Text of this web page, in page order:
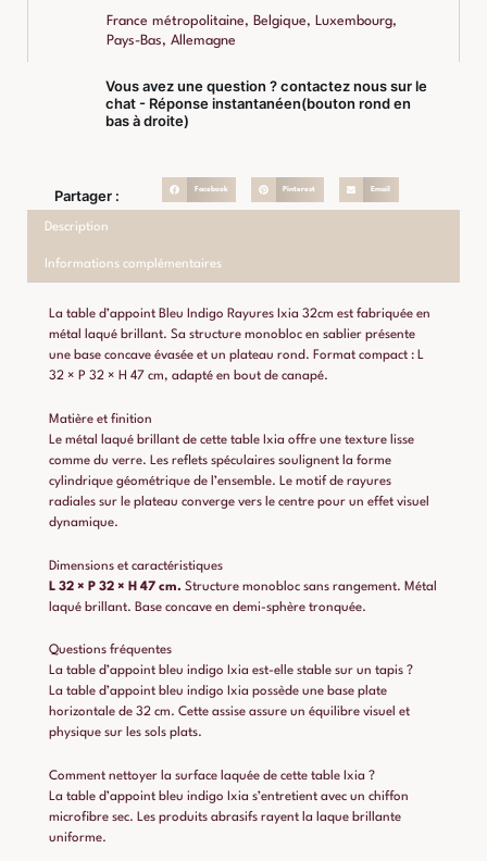
France métropolitaine, Belgique, Luxembourg,
Pays-Bas, Allemagne
Vous avez une question ? contactez nous sur le
chat - Réponse instantanéen(bouton rond en
bas à droite)
Partager : Facebook Pinterest Email
Description
Informations complémentaires
La table d’appoint Bleu Indigo Rayures Ixia 32cm est fabriquée en
métal laqué brillant. Sa structure monobloc en sablier présente
une base concave évasée et un plateau rond. Format compact : L
32 × P 32 × H 47 cm, adapté en bout de canapé.
Matière et finition
Le métal laqué brillant de cette table Ixia offre une texture lisse
comme du verre. Les reflets spéculaires soulignent la forme
cylindrique géométrique de l’ensemble. Le motif de rayures
radiales sur le plateau converge vers le centre pour un effet visuel
dynamique.
Dimensions et caractéristiques
L 32 × P 32 × H 47 cm. Structure monobloc sans rangement. Métal
laqué brillant. Base concave en demi-sphère tronquée.
Questions fréquentes
La table d’appoint bleu indigo Ixia est-elle stable sur un tapis ?
La table d’appoint bleu indigo Ixia possède une base plate
horizontale de 32 cm. Cette assise assure un équilibre visuel et
physique sur les sols plats.
Comment nettoyer la surface laquée de cette table Ixia ?
La table d’appoint bleu indigo Ixia s’entretient avec un chiffon
microfibre sec. Les produits abrasifs rayent la laque brillante
uniforme.